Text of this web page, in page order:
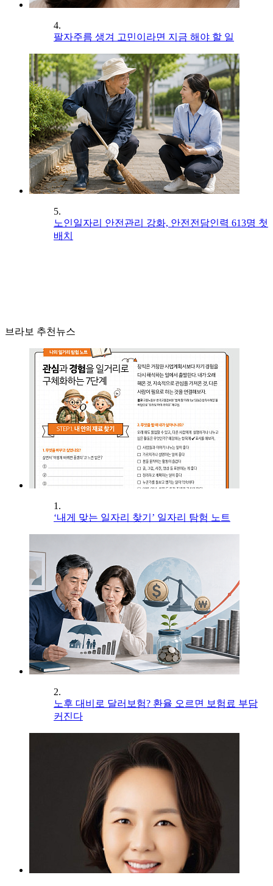
4.
팔자주름 생겨 고민이라면 지금 해야 할 일
5.
노인일자리 안전관리 강화, 안전전담인력 613명 첫
배치
브라보 추천뉴스
1.
‘내게 맞는 일자리 찾기’ 일자리 탐험 노트
2.
노후 대비로 달러보험? 환율 오르면 보험료 부담
커진다